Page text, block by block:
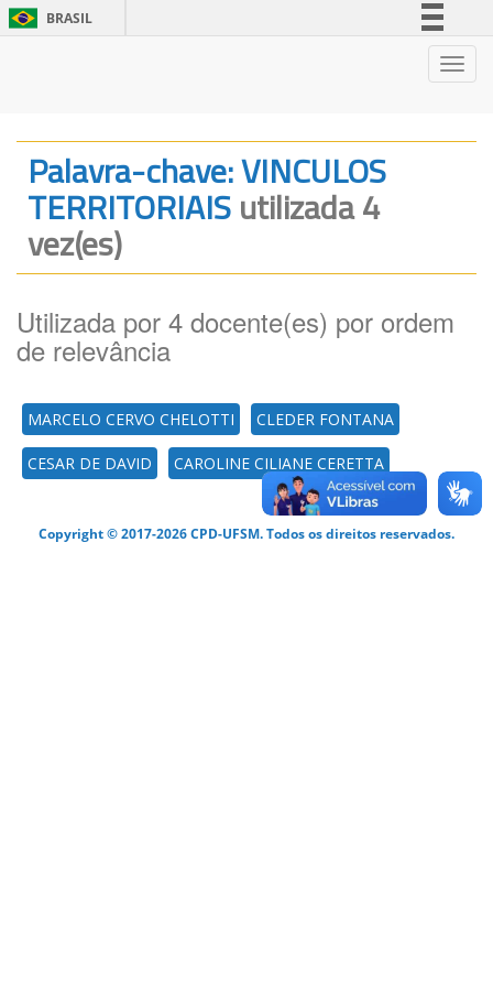
BRASIL
Legislação
Canais
Palavra-chave: VINCULOS
TERRITORIAISutilizada 4
vez(es)
Utilizada por 4 docente(es) por ordem
de relevância
MARCELO CERVO CHELOTTI CLEDER FONTANA
CESAR DE DAVID CAROLINE CILIANE CERETTA
Copyright © 2017-2026 CPD-UFSM. Todos os direitos reservados.